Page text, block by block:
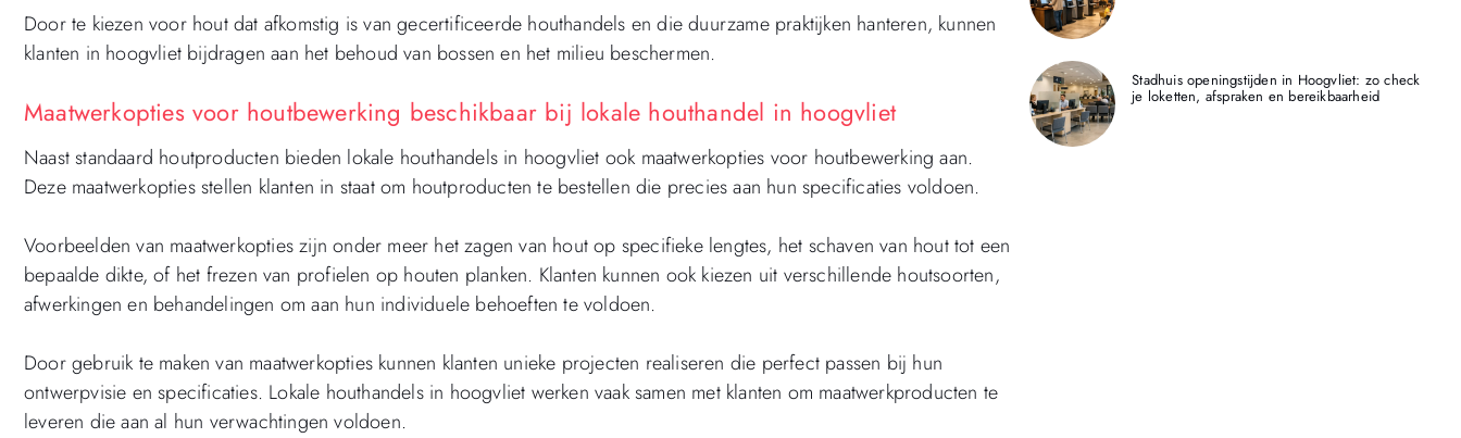
Door te kiezen voor hout dat afkomstig is van gecertificeerde houthandels en die duurzame praktijken hanteren, kunnen
klanten in hoogvliet bijdragen aan het behoud van bossen en het milieu beschermen.
Maatwerkopties voor houtbewerking beschikbaar bij lokale houthandel in hoogvliet
Naast standaard houtproducten bieden lokale houthandels in hoogvliet ook maatwerkopties voor houtbewerking aan.
Deze maatwerkopties stellen klanten in staat om houtproducten te bestellen die precies aan hun specificaties voldoen.
Voorbeelden van maatwerkopties zijn onder meer het zagen van hout op specifieke lengtes, het schaven van hout tot een
bepaalde dikte, of het frezen van profielen op houten planken. Klanten kunnen ook kiezen uit verschillende houtsoorten,
afwerkingen en behandelingen om aan hun individuele behoeften te voldoen.
Door gebruik te maken van maatwerkopties kunnen klanten unieke projecten realiseren die perfect passen bij hun
ontwerpvisie en specificaties. Lokale houthandels in hoogvliet werken vaak samen met klanten om maatwerkproducten te
leveren die aan al hun verwachtingen voldoen.
Stadhuis openingstijden in Hoogvliet: zo check
je loketten, afspraken en bereikbaarheid